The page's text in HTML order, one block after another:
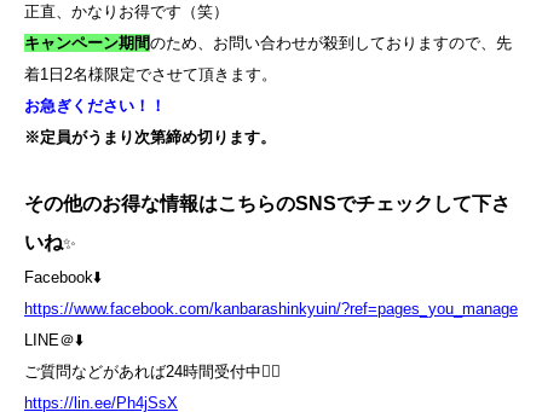
正直、かなりお得です（笑）
キャンペーン期間のため、お問い合わせが殺到しておりますので、先
着1 日 2名様限定でさせて頂きます。
お急ぎください！！
※定員がうまり次第締め切ります。
その他のお得な情報はこちらのSNSでチェックして下さ
いね✨
Facebook⬇️
https://www.facebook.com/kanbarashinkyuin/?ref=pages_you_manage
LINE＠⬇️
ご質問などがあれば24時間受付中💁‍♀️
https://lin.ee/Ph4jSsX